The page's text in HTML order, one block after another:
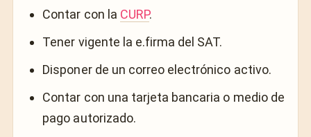
Contar con la CURP.
Tener vigente la e.firma del SAT.
Disponer de un correo electrónico activo.
Contar con una tarjeta bancaria o medio de
pago autorizado.